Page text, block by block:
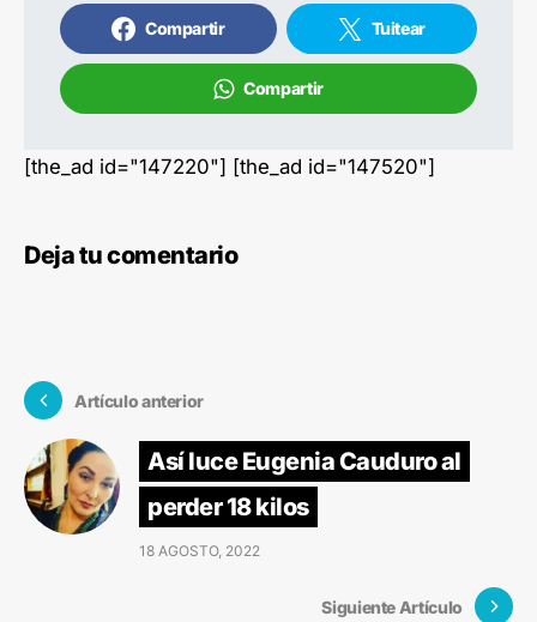
Compartir Tuitear
Compartir
[the_ad id="147220"] [the_ad id="147520"]
Deja tu comentario
Artículo anterior
Así luce Eugenia Cauduro al
perder 18 kilos
18 AGOSTO, 2022
Siguiente Artículo